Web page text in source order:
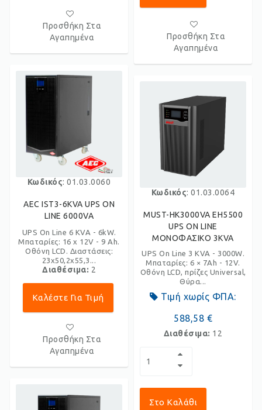
Προσθήκη Στα
Αγαπημένα
Κωδικός: 01.03.0060
AEC IST3-6KVA UPS ON
LINE 6000VA
UPS On Line 6 KVA - 6kW.
Μπαταρίες: 16 x 12V - 9 Ah.
Οθόνη LCD. Διαστάσεις:
23x50,2x55,3...
Διαθέσιμα: 2
Καλέστε Για Τιμή
Προσθήκη Στα
Αγαπημένα
Προσθήκη Στα
Αγαπημένα
Κωδικός: 01.03.0064
MUST-HK3000VA EH5500
UPS ON LINE
ΜΟΝΟΦΑΣΙΚΟ 3KVA
UPS On Line 3 KVA - 3000W.
Μπαταρίες: 6 × 7Ah - 12V.
Οθόνη LCD, πρίζες Universal,
Θύρα...
Τιμή χωρίς ΦΠΑ:
588,58 €
Διαθέσιμα: 12
Στο Καλάθι